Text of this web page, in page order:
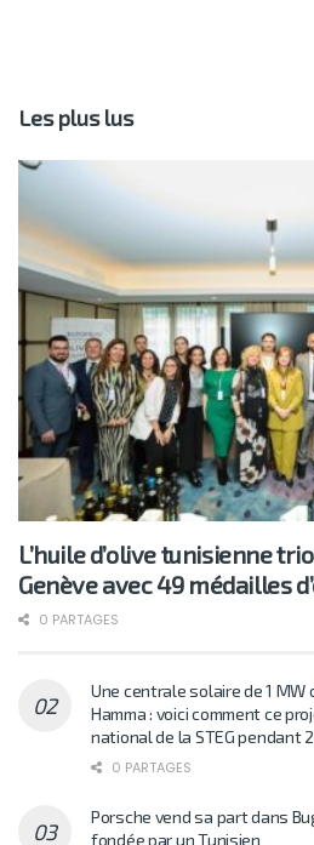
Les plus lus
L’huile d’olive tunisienne
Genève avec 49 médailles
0 PARTAGES
Une centrale solaire de 1
Hamma : voici comment ce
national de la STEG pendant
0 PARTAGES
Porsche vend sa part dans
fondée par un Tunisien